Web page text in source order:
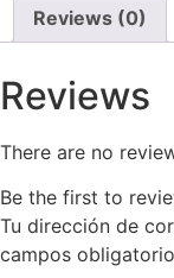
Reviews (0)
Reviews
There are no
Be the first to
Tu dirección de
campos